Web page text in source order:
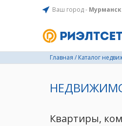
Ваш город - Мурманск
Главная / Каталог
Квартиры,